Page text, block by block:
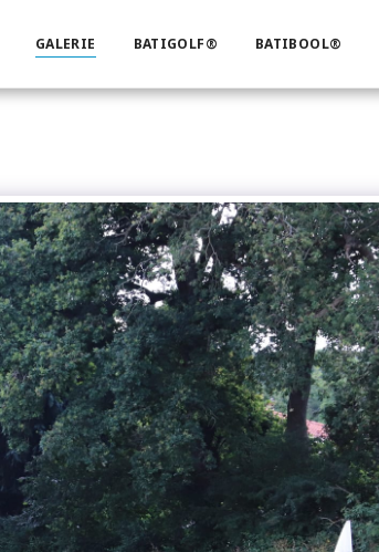
GALERIE BATIGOLF® BATIBOOL®